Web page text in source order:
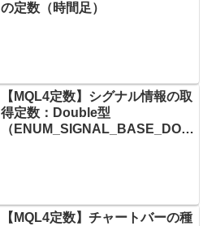
の定数（時間足）
【MQL4定数】シグナル情報の取
得定数：Double型
（ENUM_SIGNAL_BASE_DOU
【MQL4定数】チャートバーの種